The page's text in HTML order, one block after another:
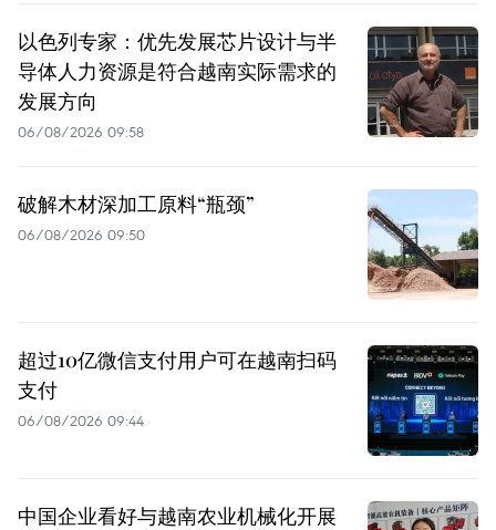
以色列专家：优先发展芯片设计与半
导体人力资源是符合越南实际需求的
发展方向
06/08/2026 09:58
破解木材深加工原料“瓶颈”
06/08/2026 09:50
超过10亿微信支付用户可在越南扫码
支付
06/08/2026 09:44
中国企业看好与越南农业机械化开展